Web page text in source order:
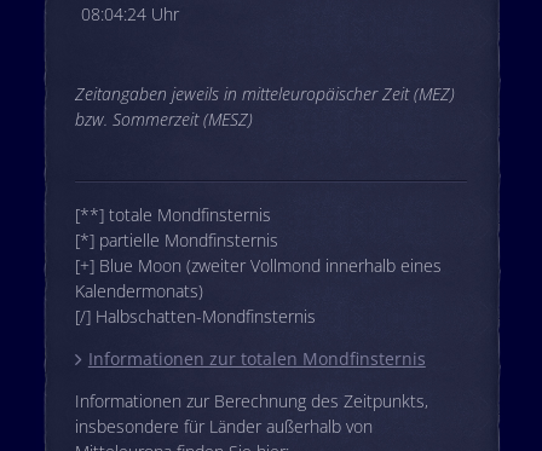
08:04:24 Uhr
Zeitangaben jeweils in mitteleuropäischer Zeit (MEZ)
bzw. Sommerzeit (MESZ)
[**] totale Mondfinsternis
[*] partielle Mondfinsternis
[+] Blue Moon (zweiter Vollmond innerhalb eines
Kalendermonats)
[/] Halbschatten-Mondfinsternis
Informationen zur totalen Mondfinsternis
Informationen zur Berechnung des Zeitpunkts,
insbesondere für Länder außerhalb von